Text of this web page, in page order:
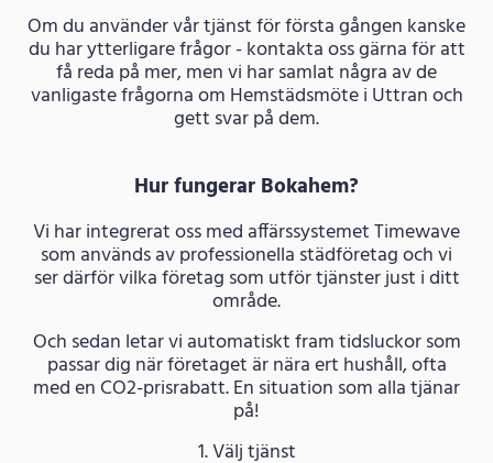
Om du använder vår tjänst för första gången kanske
du har ytterligare frågor - kontakta oss gärna för att
få reda på mer, men vi har samlat några av de
vanligaste frågorna om Hemstädsmöte i Uttran och
gett svar på dem.
Hur fungerar Bokahem?
Vi har integrerat oss med affärssystemet Timewave
som används av professionella städföretag och vi
ser därför vilka företag som utför tjänster just i ditt
område.
Och sedan letar vi automatiskt fram tidsluckor som
passar dig när företaget är nära ert hushåll, ofta
med en CO2-prisrabatt. En situation som alla tjänar
på!
1. Välj tjänst